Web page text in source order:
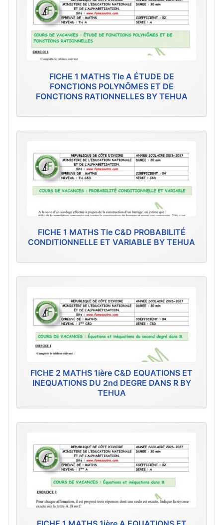
FICHE 1 MATHS Tle A ÉTUDE DE
FONCTIONS POLYNÔMES ET DE
FONCTIONS RATIONNELLES BY TEHUA
FICHE 1 MATHS Tle C&D PROBABILITÉ
CONDITIONNELLE ET VARIABLE BY TEHUA
FICHE 2 MATHS 1ière C&D EQUATIONS ET
INEQUATIONS DU 2nd DEGRE DANS R BY
TEHUA